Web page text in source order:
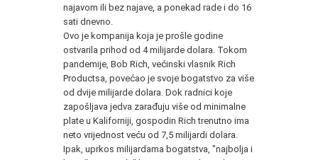
najavom ili bez najave, a ponekad rade i do 16
sati dnevno.
Ovo je kompanija koja je prošle godine
ostvarila prihod od 4 milijarde dolara. Tokom
pandemije, Bob Rich, većinski vlasnik Rich
Productsa, povećao je svoje bogatstvo za više
od dvije milijarde dolara. Dok radnici koje
zapošljava jedva zarađuju više od minimalne
plate u Kaliforniji, gospodin Rich trenutno ima
neto vrijednost veću od 7,5 milijardi dolara.
Ipak, uprkos milijardama bogatstva, "najbolja i